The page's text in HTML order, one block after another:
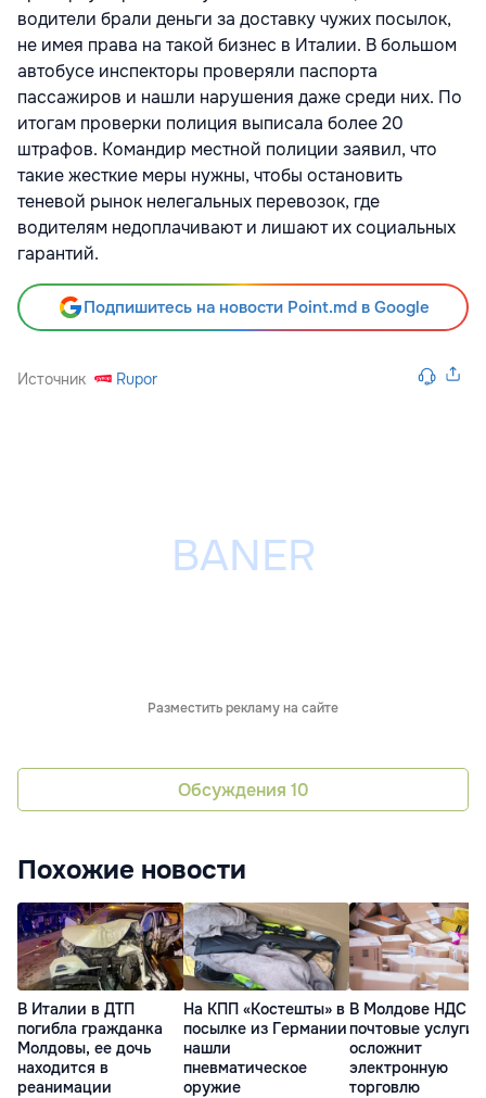
водители брали деньги за доставку чужих посылок,
не имея права на такой бизнес в Италии. В большом
автобусе инспекторы проверяли паспорта
пассажиров и нашли нарушения даже среди них. По
итогам проверки полиция выписала более 20
штрафов. Командир местной полиции заявил, что
такие жесткие меры нужны, чтобы остановить
теневой рынок нелегальных перевозок, где
водителям недоплачивают и лишают их социальных
гарантий.
Подпишитесь на новости Point.md в Google
Источник Rupor
Разместить рекламу на сайте
Обсуждения 10
Похожие новости
В Италии в ДТП
погибла гражданка
Молдовы, ее дочь
находится в
реанимации
На КПП «Костешты» в
посылке из Германии
нашли
пневматическое
оружие
В Молдове НДС
почтовые услуги
осложнит
электронную
торговлю